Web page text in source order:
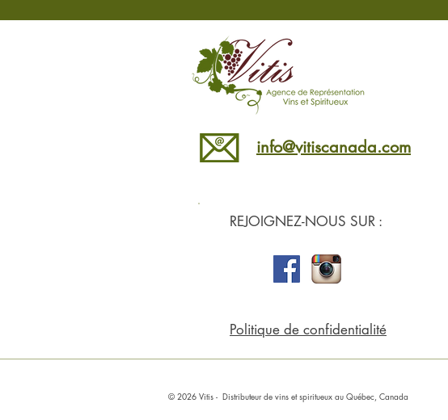
info@vitiscanada.com
REJOIGNEZ-NOUS SUR :
Politique de confidentialité
© 2026 Vitis - Distributeur de vins et spiritueux au Québec, Canada